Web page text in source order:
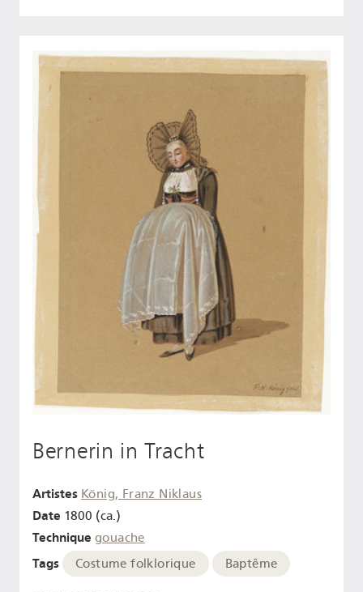
Bernerin in Tracht
Artistes König, Franz Niklaus
Date 1800 (ca.)
Technique gouache
Tags Costume folklorique Baptême